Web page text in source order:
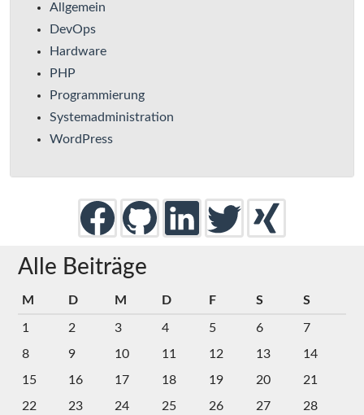
Allgemein
DevOps
Hardware
PHP
Programmierung
Systemadministration
WordPress
Alle Beiträge
M D M D F S S
1 2 3 4 5 6
7
8
9 10 11 12 13
14
15
16 17 18 19 20
21
22
23 24 25 26 27 28